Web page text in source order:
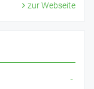
zur Webseite